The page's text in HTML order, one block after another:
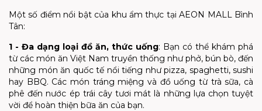
Một số điểm nổi bật của khu ẩm thực tại AEON MALL Bình
Tân:
1 - Đa dạng loại đồ ăn, thức uống: Bạn có thể khám phá
từ các món ăn Việt Nam truyền thống như phở, bún bò, đến
những món ăn quốc tế nổi tiếng như pizza, spaghetti, sushi
hay BBQ. Các món tráng miệng và đồ uống từ trà sữa, cà
phê đến nước ép trái cây tươi mát là những lựa chọn tuyệt
vời để hoàn thiện bữa ăn của bạn.